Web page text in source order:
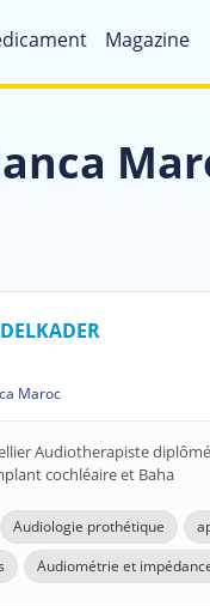
Magazine
Maroc
Audiotherapiste
cochléaire et Baha
Audiologie prothétique
Audiométrie et